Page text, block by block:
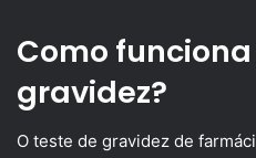
Como
gravidez?
O teste de gravidez de